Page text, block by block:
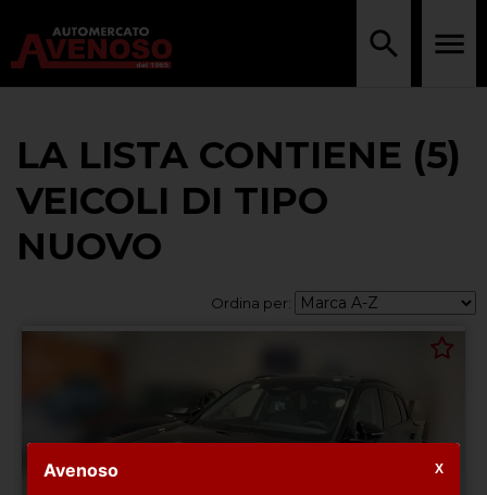
LA LISTA CONTIENE (5)
VEICOLI DI TIPO
NUOVO
Ordina per:
Avenoso X